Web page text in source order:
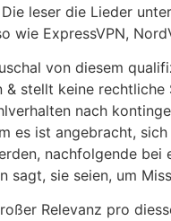
leser die Lieder
wie ExpressVPN,
von diesem
stellt keine
nach
es ist angebracht,
nachfolgende
sagt, sie seien, um
Relevanz pro